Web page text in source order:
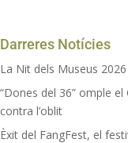
Darreres Notícies
La Nit dels Museus 2026
“Dones del 36” omple
contra l’oblit
Èxit del FangFest, el